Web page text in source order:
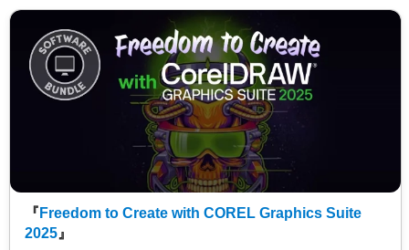
『 Freedom to Create with COREL Graphics Suite
2025 』